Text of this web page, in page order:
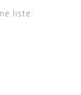
liste: